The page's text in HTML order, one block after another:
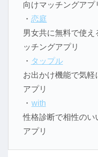
向けマッチングアプ
・ 恋庭
男女共に無料で使
ッチングアプリ
・ タップル
お出かけ機能で気
アプリ
・ with
性格診断で相性のい
アプリ